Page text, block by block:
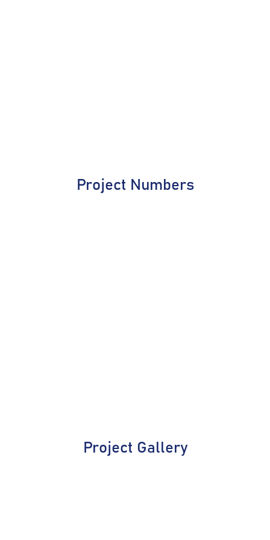
Project Numbers
Project Gallery